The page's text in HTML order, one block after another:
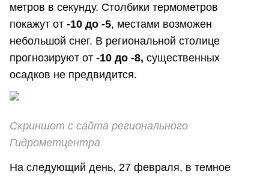
метров в секунду. Столбики термометров
покажут от -10 до -5, местами возможен
небольшой снег. В региональной столице
прогнозируют от -10 до -8, существенных
осадков не предвидится.
Скриншот с сайта регионального
Гидрометцентра
На следующий день, 27 февраля, в темное